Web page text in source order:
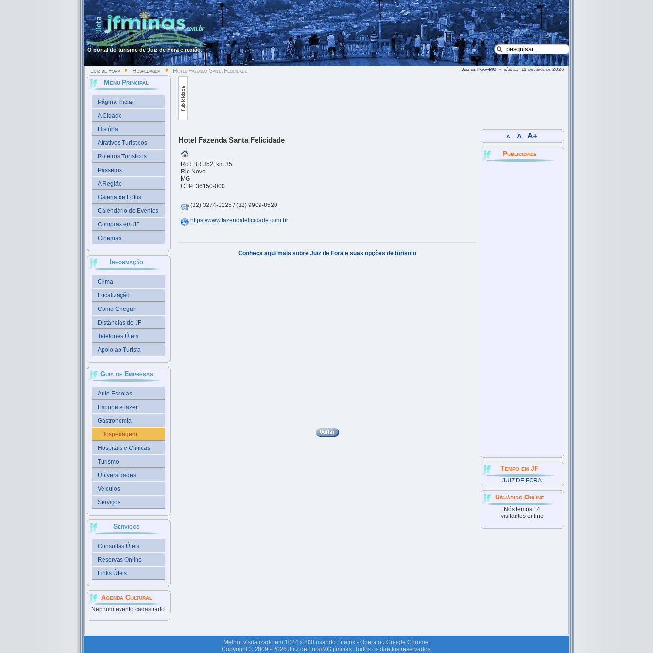
O portal do turismo de Juiz de Fora e região.
Juiz de Fora Hospedagem Hotel Fazenda Santa Felicidade Juiz de Fora-MG - sábado, 11 de abril de 2026
Menu Principal
Página Inicial
A Cidade
História
Atrativos Turísticos
Roteiros Turísticos
Passeios
A Região
Galeria de Fotos
Calendário de Eventos
Compras em JF
Cinemas
Informação
Clima
Localização
Como Chegar
Distâncias de JF
Telefones Úteis
Apoio ao Turista
Guia de Empresas
Auto Escolas
Esporte e lazer
Gastronomia
Hospedagem
Hospitais e Clínicas
Turismo
Universidades
Veículos
Serviços
Serviços
Consultas Úteis
Reservas Online
Links Úteis
Agenda Cultural
Nenhum evento cadastrado.
Hotel Fazenda Santa Felicidade
Rod BR 352, km 35
Rio Novo
MG
CEP: 36150-000
(32) 3274-1125 / (32) 9909-8520
https://www.fazendafelicidade.com.br
Conheça aqui mais sobre Juiz de Fora e suas opções de turismo
A- A A+
Publicidade
Tempo em JF
JUIZ DE FORA
Usuários Online
Nós temos 14
visitantes online
Melhor visualizado em 1024 x 800 usando Firefox - Opera ou Google Chrome.
Copyright © 2009 - 2026 Juiz de Fora/MG jfminas. Todos os direitos reservados.